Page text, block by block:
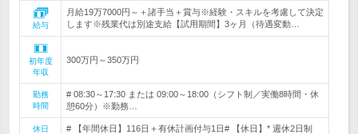
給与
月給19万7000円～＋諸手当＋賞与※経験・スキルを考慮して決定
します※残業代は別途支給【試用期間】3ヶ月（待遇変動…
初年度
年収
300万円～350万円
勤務
時間
# 08:30～17:30 または 09:00～18:00（シフト制／実働8時間・休
憩60分）※勤務…
休日
# 【年間休日】116日＋有休計画付与1日# 【休日】* 週休2日制